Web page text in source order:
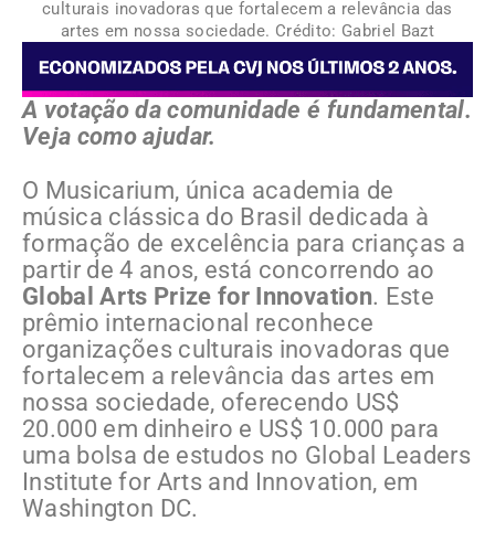
culturais inovadoras que fortalecem a relevância das
artes em nossa sociedade. Crédito: Gabriel Bazt
A votação da comunidade é fundamental.
Veja como ajudar.
O Musicarium, única academia de
música clássica do Brasil dedicada à
formação de excelência para crianças a
partir de 4 anos, está concorrendo ao
Global Arts Prize for Innovation. Este
prêmio internacional reconhece
organizações culturais inovadoras que
fortalecem a relevância das artes em
nossa sociedade, oferecendo US$
20.000 em dinheiro e US$ 10.000 para
uma bolsa de estudos no Global Leaders
Institute for Arts and Innovation, em
Washington DC.